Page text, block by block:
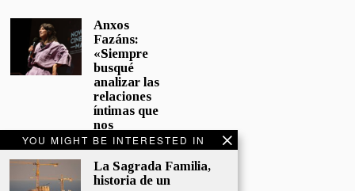
YOU MIGHT BE INTERESTED IN
La Sagrada Familia,
historia de un
Anxos
Fazáns:
«Siempre
busqué
analizar las
relaciones
íntimas que
nos
afectan»
5 junio, 2026
El hijo de la